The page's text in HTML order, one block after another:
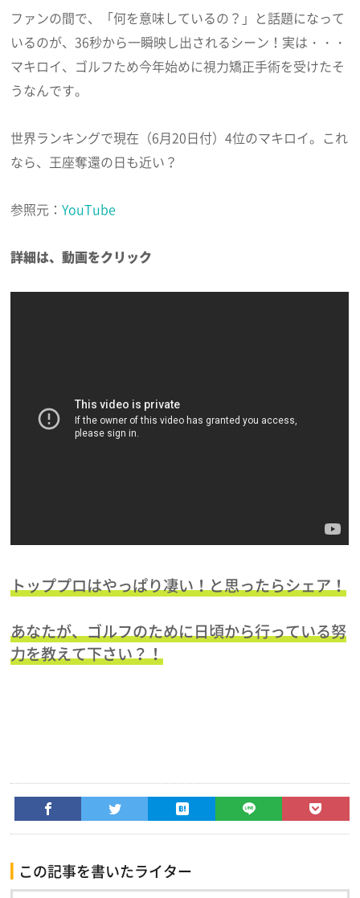
ファンの間で、「何を意味しているの？」と話題になって
いるのが、36秒から一瞬映し出されるシーン！実は・・・
マキロイ、ゴルフため今年始めに視力矯正手術を受けたそ
うなんです。
世界ランキングで現在（6月20日付）4位のマキロイ。これ
なら、王座奪還の日も近い？
参照元：YouTube
詳細は、動画をクリック
トッププロはやっぱり凄い！と思ったらシェア！
あなたが、ゴルフのために日頃から行っている努
力を教えて下さい？！
この記事を書いたライター